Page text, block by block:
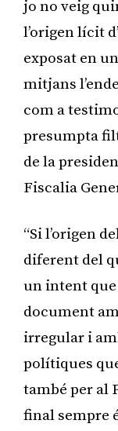
jo no veig
l’origen lícit
exposat en
mitjans
com a
presumpta
de la
Fiscalia
“Si l’origen
diferent del
un intent
document
irregular i
polítiques
també per al
final sempre